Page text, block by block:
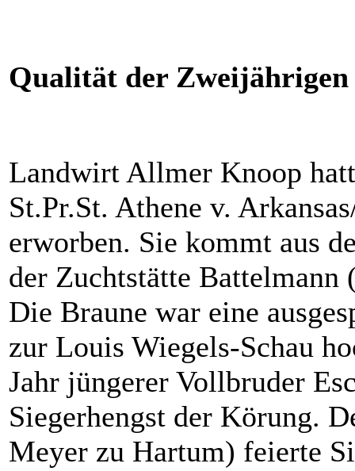
Qualität der
Landwirt Allmer Knoop
St.Pr.St. Athene v.
erworben. Sie kommt aus
der Zuchtstätte Battelmann
Die Braune war eine
zur Louis Wiegels-Schau
Jahr jüngerer Vollbruder
Siegerhengst der Körung.
Meyer zu Hartum) feierte